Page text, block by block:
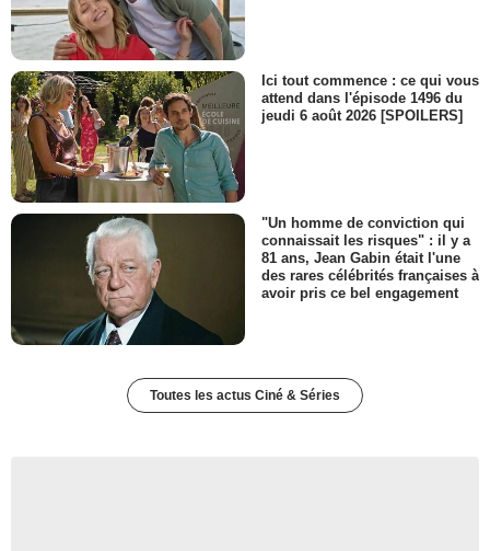
Ici tout commence : ce qui vous
attend dans l'épisode 1496 du
jeudi 6 août 2026 [SPOILERS]
"Un homme de conviction qui
connaissait les risques" : il y a
81 ans, Jean Gabin était l'une
des rares célébrités françaises à
avoir pris ce bel engagement
Toutes les actus Ciné & Séries